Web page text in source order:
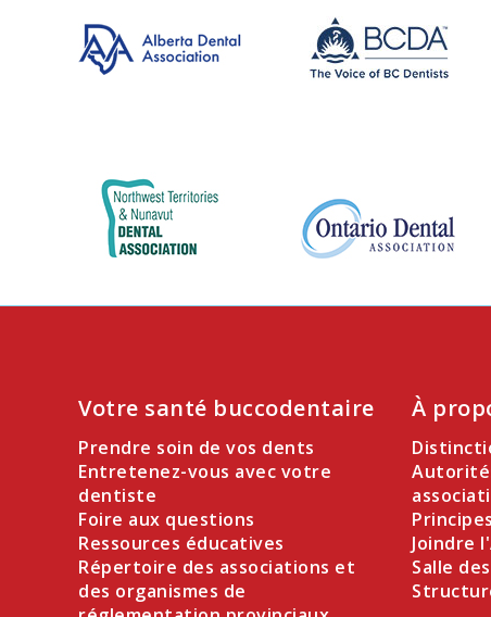
Votre santé buccodentaire
Prendre soin de vos dents
Entretenez-vous avec votre
dentiste
Foire aux questions
Ressources éducatives
Répertoire des associations et
des organismes de
À
Joindre
Salle